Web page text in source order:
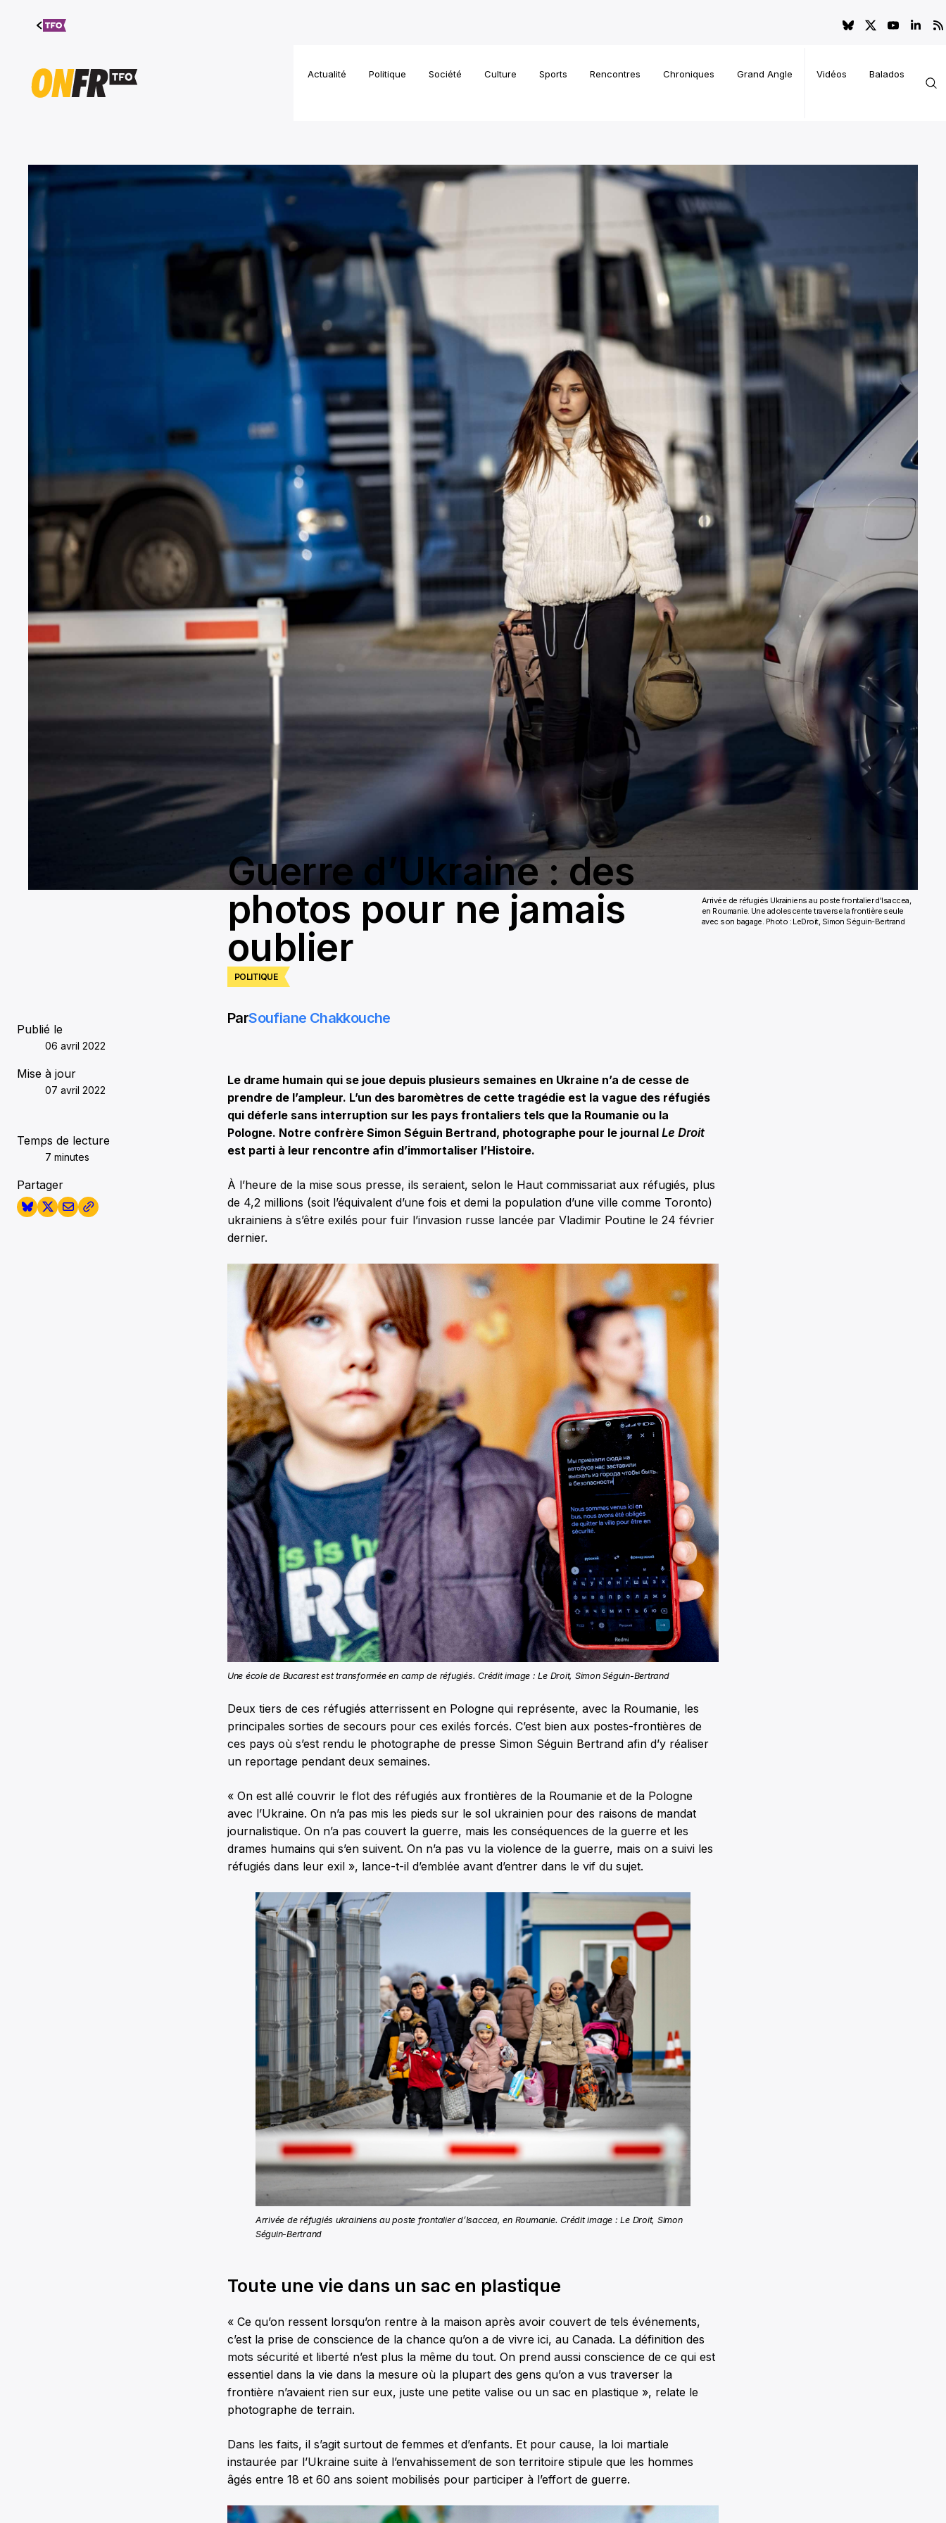
Aller au
contenu
Actualité Politique Société Culture Sports Rencontres Chroniques Grand Angle Vidéos Balados
Arrivée de réfugiés Ukrainiens au poste frontalier d'Isaccea,
en Roumanie. Une adolescente traverse la frontière seule
avec son bagage. Photo : LeDroit, Simon Séguin-Bertrand
POLITIQUE
Guerre d’Ukraine : des
photos pour ne jamais
oublier
Publié le
06 avril 2022
Mise à jour
07 avril 2022
Temps de lecture
7 minutes
Partager
ParSoufiane Chakkouche
Le drame humain qui se joue depuis plusieurs semaines en Ukraine n’a de cesse de
prendre de l’ampleur. L’un des baromètres de cette tragédie est la vague des réfugiés
qui déferle sans interruption sur les pays frontaliers tels que la Roumanie ou la
Pologne. Notre confrère Simon Séguin Bertrand, photographe pour le journal Le Droit
est parti à leur rencontre afin d’immortaliser l’Histoire.
À l’heure de la mise sous presse, ils seraient, selon le Haut commissariat aux réfugiés, plus
de 4,2 millions (soit l’équivalent d’une fois et demi la population d’une ville comme Toronto)
ukrainiens à s’être exilés pour fuir l’invasion russe lancée par Vladimir Poutine le 24 février
dernier.
Une école de Bucarest est transformée en camp de réfugiés. Crédit image : Le Droit, Simon Séguin-Bertrand
Deux tiers de ces réfugiés atterrissent en Pologne qui représente, avec la Roumanie, les
principales sorties de secours pour ces exilés forcés. C’est bien aux postes-frontières de
ces pays où s’est rendu le photographe de presse Simon Séguin Bertrand afin d’y réaliser
un reportage pendant deux semaines.
« On est allé couvrir le flot des réfugiés aux frontières de la Roumanie et de la Pologne
avec l’Ukraine. On n’a pas mis les pieds sur le sol ukrainien pour des raisons de mandat
journalistique. On n’a pas couvert la guerre, mais les conséquences de la guerre et les
drames humains qui s’en suivent. On n’a pas vu la violence de la guerre, mais on a suivi les
réfugiés dans leur exil », lance-t-il d’emblée avant d’entrer dans le vif du sujet.
Arrivée de réfugiés ukrainiens au poste frontalier d’Isaccea, en Roumanie. Crédit image : Le Droit, Simon
Séguin-Bertrand
Toute une vie dans un sac en plastique
« Ce qu’on ressent lorsqu’on rentre à la maison après avoir couvert de tels événements,
c’est la prise de conscience de la chance qu’on a de vivre ici, au Canada. La définition des
mots sécurité et liberté n’est plus la même du tout. On prend aussi conscience de ce qui est
essentiel dans la vie dans la mesure où la plupart des gens qu’on a vus traverser la
frontière n’avaient rien sur eux, juste une petite valise ou un sac en plastique », relate le
photographe de terrain.
Dans les faits, il s’agit surtout de femmes et d’enfants. Et pour cause, la loi martiale
instaurée par l’Ukraine suite à l’envahissement de son territoire stipule que les hommes
âgés entre 18 et 60 ans soient mobilisés pour participer à l’effort de guerre.